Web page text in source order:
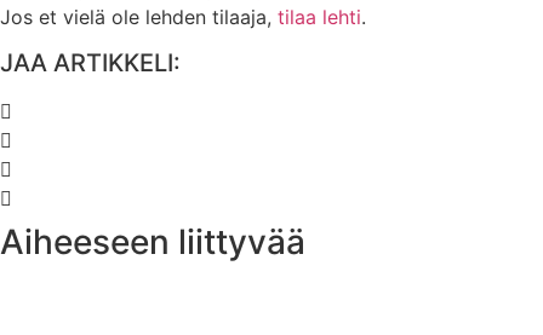
Jos et vielä ole lehden tilaaja, tilaa lehti.
JAA ARTIKKELI:
Aiheeseen liittyvää